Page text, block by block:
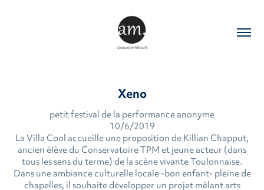
Xeno
petit festival de la performance anonyme
10/6/2019
La Villa Cool accueille une proposition de Killian Chapput,
ancien élève du Conservatoire TPM et jeune acteur (dans
tous les sens du terme) de la scène vivante Toulonnaise.
Dans une ambiance culturelle locale -bon enfant- pleine de
chapelles, il souhaite développer un projet mêlant arts